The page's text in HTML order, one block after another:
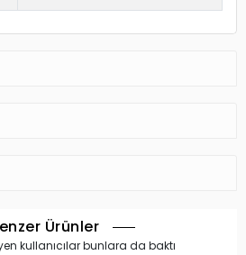
Ürünler
kullanıcılar bunlara da baktı